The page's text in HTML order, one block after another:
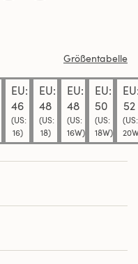
Größentabelle
EU:
46
(US:
16)
EU:
48
(US:
18)
EU:
48
(US:
16W)
EU:
50
(US:
18W)
52
(US: